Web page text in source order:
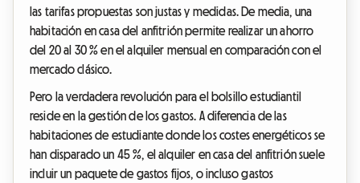
las tarifas propuestas son justas y medidas. De media, una
habitación en casa del anfitrión permite realizar un ahorro
del 20 al 30 % en el alquiler mensual en comparación con el
mercado clásico.
Pero la verdadera revolución para el bolsillo estudiantil
reside en la gestión de los gastos. A diferencia de las
habitaciones de estudiante donde los costes energéticos se
han disparado un 45 %, el alquiler en casa del anfitrión suele
incluir un paquete de gastos fijos, o incluso gastos